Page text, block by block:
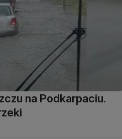
na Podkarpaciu.